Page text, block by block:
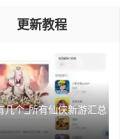
更新教程
个_所有仙侠新游汇总